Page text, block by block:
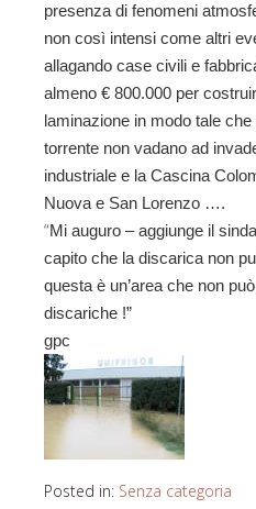
presenza di fenomeni
non così intensi come altri
allagando case civili e
almeno € 800.000 per
laminazione in modo tale
torrente non vadano ad
industriale e la Cascina
Nuova e San Lorenzo ….
“Mi auguro – aggiunge il
capito che la discarica non
questa è un’area che non
discariche !”
gpc
Posted in: Senza categoria